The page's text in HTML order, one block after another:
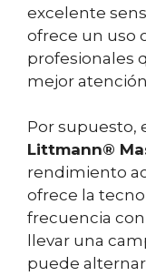
excelente
ofrece un uso
profesionales
mejor
Por supuesto,
Littmann®
rendimiento
ofrece la
frecuencia
llevar una
puede